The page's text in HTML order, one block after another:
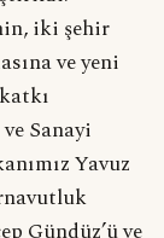
iki şehir
ve yeni
Sanayi
Yavuz